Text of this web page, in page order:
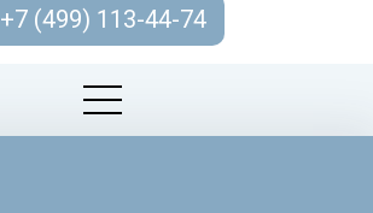
+7 (499) 113-44-74